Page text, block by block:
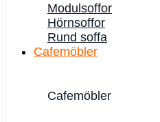
Modulsoffor
Hörnsoffor
Rund soffa
Cafemöbler
Cafemöbler